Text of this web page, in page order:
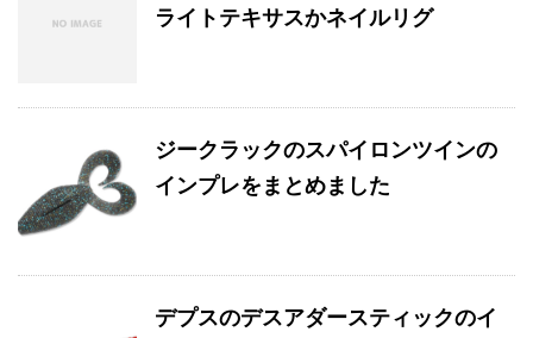
ライトテキサスかネイルリグ
ジークラックのスパイロンツインの
インプレをまとめました
デプスのデスアダースティックのイ